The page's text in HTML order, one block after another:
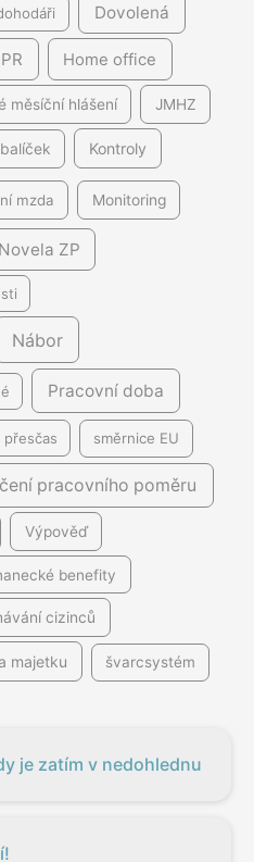
Dovolená
Home office
měsíční hlášení JMHZ
Kontroly
mzda Monitoring
Novela ZP
Nábor
Pracovní doba
přesčas směrnice EU
pracovního poměru
Výpověď
benefity
cizinců
majetku švarcsystém
je zatím v nedohlednu